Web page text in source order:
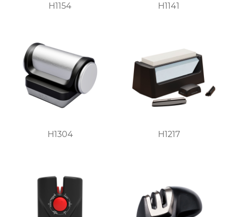
H1154 H1141
H1304 H1217